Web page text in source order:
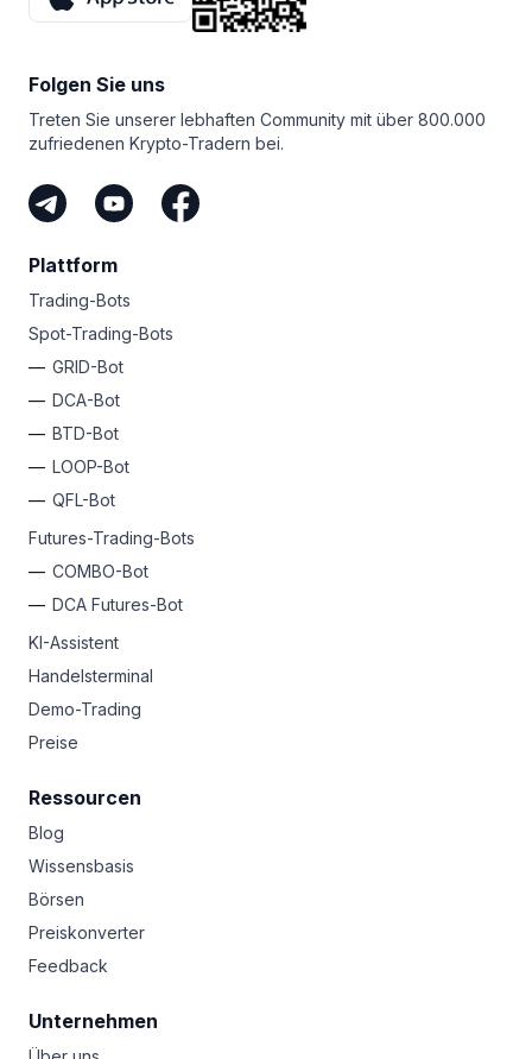
sich der Preispool, und die 25 besten Partner erhalten
zusätzliche Motivation?
Sie müssen nicht einmal selbst handeln, um mit Bitsgap
Geld zu verdienen. Solange Sie Leute haben, mit denen
Sie Ihren einzigartigen Link teilen können, können Sie
als Bitsgap-Partner einfach damit Geld verdienen. Dabei
handelt es sich um den einfachsten Weg, Krypto
zu verdienen, ohne Ihr eigenes Geld zu riskieren.
Folgen Sie uns
Treten Sie unserer lebhaften Community mit über 800.000
zufriedenen Krypto-Tradern bei.
Plattform
Trading-Bots
Spot-Trading-Bots
GRID-Bot
DCA-Bot
BTD-Bot
LOOP-Bot
QFL-Bot
Futures-Trading-Bots
COMBO-Bot
DCA Futures-Bot
KI-Assistent
Handelsterminal
Demo-Trading
Preise
Ressourcen
Blog
Wissensbasis
Börsen
Preiskonverter
Feedback
Unternehmen